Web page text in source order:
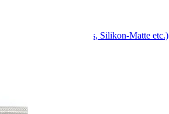
Drehspieß, Antihaft-Fass, Silikon-Matte etc.)